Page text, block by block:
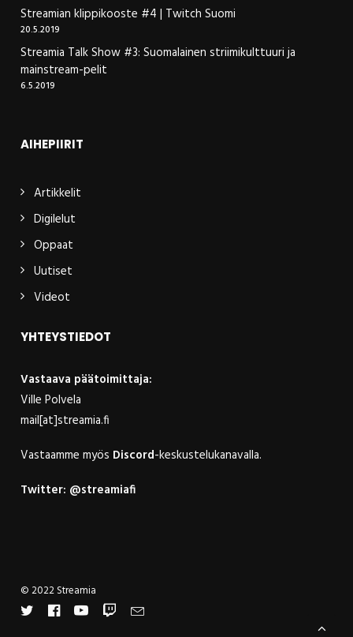
Streamian klippikooste #4 | Twitch Suomi
20.5.2019
Streamia Talk Show #3: Suomalainen striimikulttuuri ja
mainstream-pelit
6.5.2019
AIHEPIIRIT
Artikkelit
Digilelut
Oppaat
Uutiset
Videot
YHTEYSTIEDOT
Vastaava päätoimittaja:
Ville Polvela
mail[at]streamia.fi
Vastaamme myös Discord-keskustelukanavalla.
Twitter: @streamiafi
© 2022 Streamia